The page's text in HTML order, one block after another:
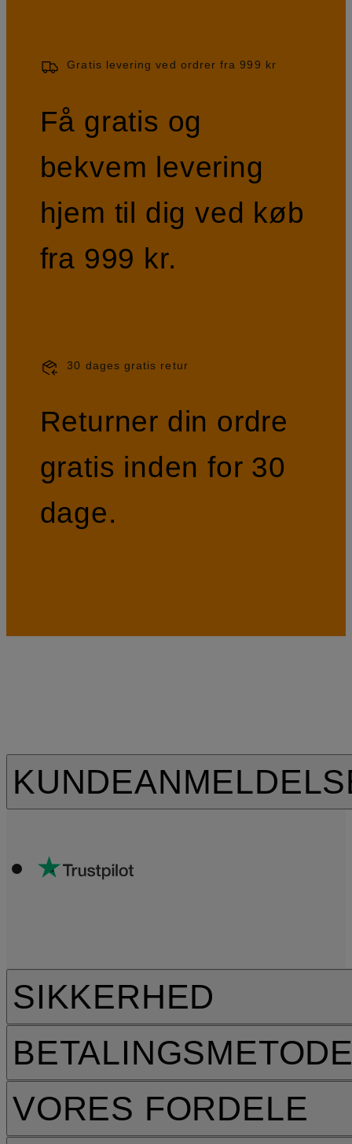
Gratis levering ved ordrer fra 999 kr
Få gratis og
bekvem levering
hjem til dig ved køb
fra 999 kr.
30 dages gratis retur
Returner din ordre
gratis inden for 30
dage.
SIKKERHED
VORES FORDELE